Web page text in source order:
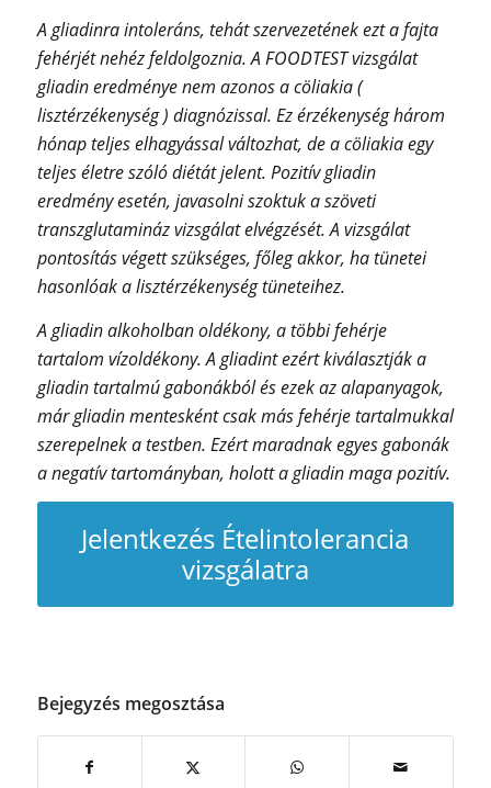
A gliadinra intoleráns, tehát szervezetének ezt a fajta
fehérjét nehéz feldolgoznia. A FOODTEST vizsgálat
gliadin eredménye nem azonos a cöliakia (
lisztérzékenység ) diagnózissal. Ez érzékenység három
hónap teljes elhagyással változhat, de a cöliakia egy
teljes életre szóló diétát jelent. Pozitív gliadin
eredmény esetén, javasolni szoktuk a szöveti
transzglutamináz vizsgálat elvégzését. A vizsgálat
pontosítás végett szükséges, főleg akkor, ha tünetei
hasonlóak a lisztérzékenység tüneteihez.
A gliadin alkoholban oldékony, a többi fehérje
tartalom vízoldékony. A gliadint ezért kiválasztják a
gliadin tartalmú gabonákból és ezek az alapanyagok,
már gliadin mentesként csak más fehérje tartalmukkal
szerepelnek a testben. Ezért maradnak egyes gabonák
a negatív tartományban, holott a gliadin maga pozitív.
Jelentkezés Ételintolerancia
vizsgálatra
Bejegyzés megosztása